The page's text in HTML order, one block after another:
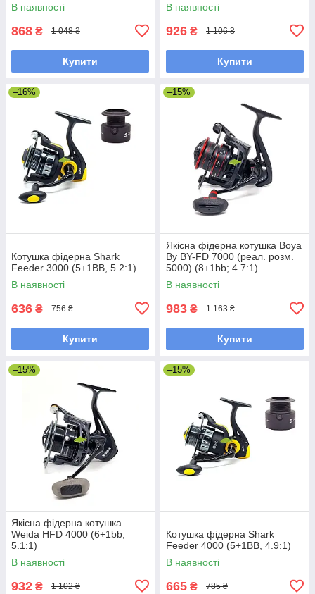
В наявності
868 ₴ 1 048 ₴
Купити
В наявності
926 ₴ 1 106 ₴
Купити
–16%
Котушка фідерна Shark
Feeder 3000 (5+1BB, 5.2:1)
В наявності
636 ₴ 756 ₴
Купити
–15%
Якісна фідерна котушка Boya
By BY-FD 7000 (реал. розм.
5000) (8+1bb; 4.7:1)
В наявності
983 ₴ 1 163 ₴
Купити
–15%
Якісна фідерна котушка
Weida HFD 4000 (6+1bb;
5.1:1)
В наявності
932 ₴ 1 102 ₴
–15%
Котушка фідерна Shark
Feeder 4000 (5+1BB, 4.9:1)
В наявності
665 ₴ 785 ₴